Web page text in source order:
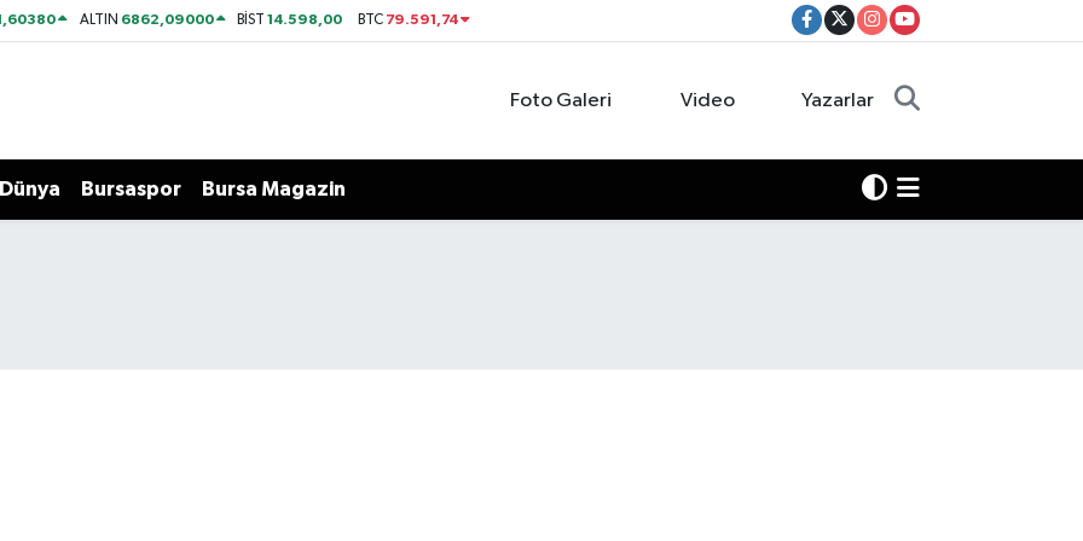
ALTIN 6862,09000 BİST14.598,00 BTC 79.591,74
Foto Galeri Video Yazarlar
Dünya Bursaspor Bursa Magazin